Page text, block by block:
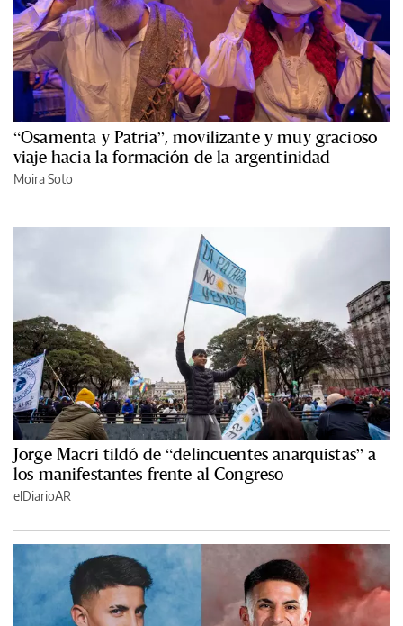
“Osamenta y Patria”, movilizante y muy gracioso
viaje hacia la formación de la argentinidad
Moira Soto
Jorge Macri tildó de “delincuentes anarquistas” a
los manifestantes frente al Congreso
elDiarioAR